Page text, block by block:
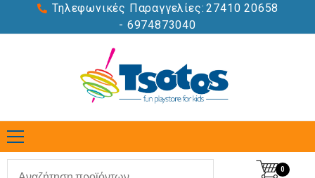
Τηλεφωνικές Παραγγελίες: 27410 20658
- 6974873040
0